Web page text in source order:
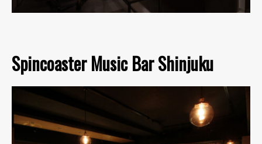
Spincoaster Music Bar Shinjuku